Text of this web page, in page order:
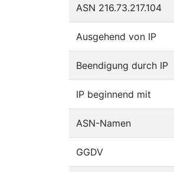
ASN 216.73.217.104
Ausgehend von IP
Beendigung durch IP
IP beginnend mit
ASN-Namen
GGDV